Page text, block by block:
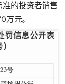
的投资者销售
万元。